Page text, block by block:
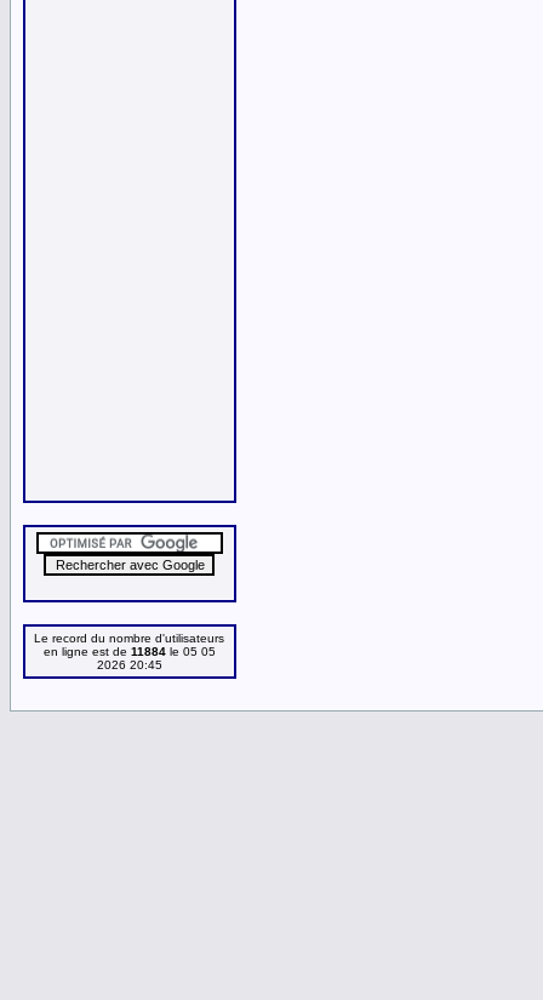
Le record du nombre d'utilisateurs
en ligne est de 11884le 05 05
2026 20:45